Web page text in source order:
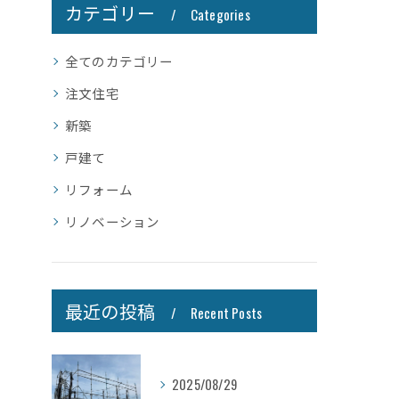
カテゴリー Categories
全てのカテゴリー
注文住宅
新築
戸建て
リフォーム
リノベーション
最近の投稿 Recent Posts
2025/08/29